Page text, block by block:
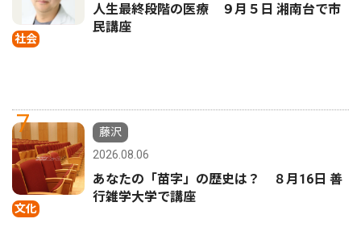
社会
人生最終段階の医療 ９月５日 湘南台で市
民講座
7
文化
藤沢
2026.08.06
あなたの「苗字」の歴史は？ ８月16日 善
行雑学大学で講座